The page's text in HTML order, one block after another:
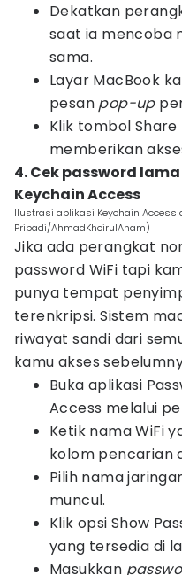
Dekatkan
saat ia mencoba
sama.
Layar MacBook
pesan pop-up
Klik tombol
memberikan
4. Cek password
Keychain Access
Ilustrasi aplikasi Keychain Access
Pribadi/AhmadKhoirulAnam)
Jika ada perangkat
password WiFi tapi
punya tempat
terenkripsi. Sistem
riwayat sandi dari
kamu akses
Buka aplikasi
Access melalui
Ketik nama WiFi
kolom pencarian
Pilih nama
muncul.
Klik opsi Show
yang tersedia di
Masukkan